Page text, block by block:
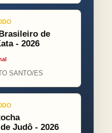
de
- 2026
SANTO/ES
Judô - 2026